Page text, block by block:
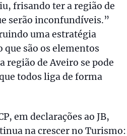
frisando ter a região de
serão inconfundíveis.”
uma estratégia
que são os elementos
região de Aveiro se pode
todos liga de forma
em declarações ao JB,
na crescer no Turismo: